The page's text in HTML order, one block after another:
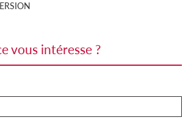
vous intéresse ?